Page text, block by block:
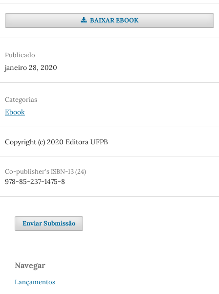
BAIXAR EBOOK
Publicado
janeiro 28, 2020
Categorias
Ebook
Copyright (c) 2020 Editora UFPB
Co-publisher's ISBN-13 (24)
978-85-237-1475-8
Enviar Submissão
Navegar
Lançamentos